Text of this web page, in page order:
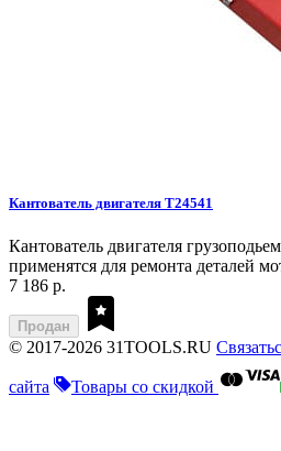
Кантователь двигателя T24541
Кантователь двигателя
применятся для ремонта деталей
7 186 р.
Продан
© 2017-2026 31TOOLS.RU
сайта Товары со скидкой